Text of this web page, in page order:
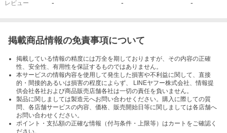
レビュー - - -
掲載商品情報の免責事項について
掲載している情報の精度には万全を期しておりますが、その内容の正確
性、安全性、有用性を保証するものではありません。
本サービスの情報内容を使用して発生した損害や不利益に関して、直接
的・間接的あるいは損害の程度によらず、 LINEヤフー株式会社、情報提
供会社各社および商品販売店舗各社は一切の責任を負いません。
製品に関しましては製造元へお問い合わせください。購入に際しての質
問、各店舗サービスの内容、価格、販売開始日等に関しましては各店舗へ
お問い合わせください。
ポイント・支払額の正確な情報（付与条件・上限等）はカートをご確認く
ださい。